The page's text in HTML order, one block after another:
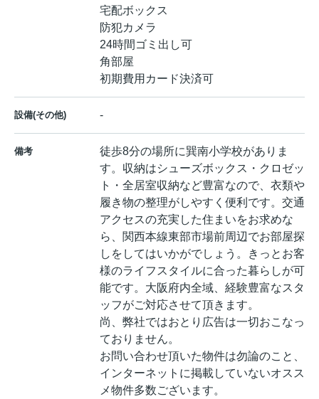
宅配ボックス
防犯カメラ
24時間ゴミ出し可
角部屋
初期費用カード決済可
設備(その他) -
備考
徒歩8分の場所に巽南小学校がありま
す。収納はシューズボックス・クロゼッ
ト・全居室収納など豊富なので、衣類や
履き物の整理がしやすく便利です。交通
アクセスの充実した住まいをお求めな
ら、関西本線東部市場前周辺でお部屋探
しをしてはいかがでしょう。きっとお客
様のライフスタイルに合った暮らしが可
能です。大阪府内全域、経験豊富なスタ
ッフがご対応させて頂きます。
尚、弊社ではおとり広告は一切おこなっ
ておりません。
お問い合わせ頂いた物件は勿論のこと、
インターネットに掲載していないオスス
メ物件多数ございます。